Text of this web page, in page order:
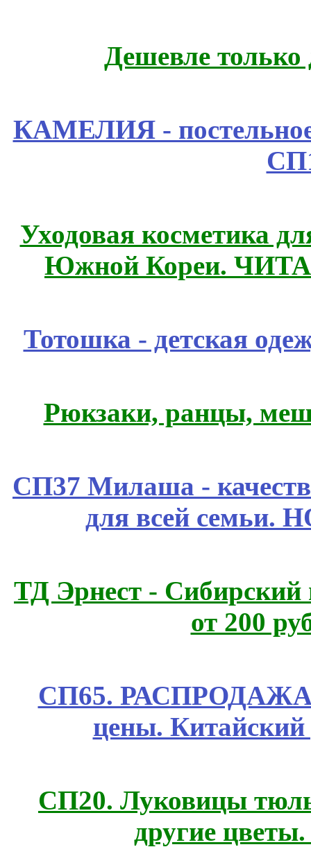
Дешевле
КАМЕЛИЯ -
Уходовая косметика
Южной Кореи.
Тотошка - детская
Рюкзаки, ранцы,
СП37 Милаша -
для всей семьи.
ТД Эрнест - Сибирский
от 200
СП65. РАСПРОДАЖА!
цены.
СП20. Луковицы
другие